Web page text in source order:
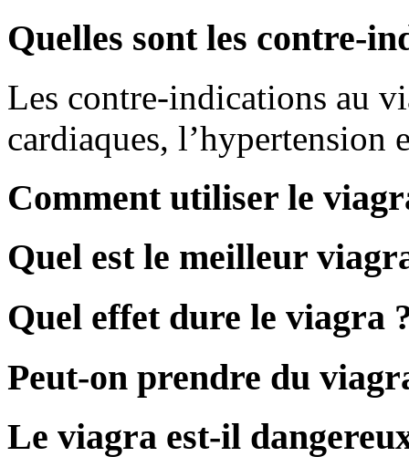
Quelles sont les contre-
Les contre-indications au
cardiaques, l’hypertension
Comment utiliser le
Quel est le meilleur
Quel effet dure le viagra
Peut-on prendre du
Le viagra est-il